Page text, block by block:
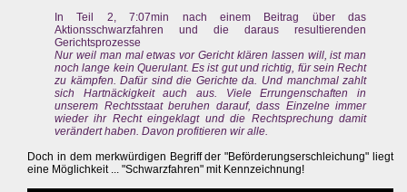
In Teil 2, 7:07min nach einem Beitrag über das
Aktionsschwarzfahren und die daraus resultierenden
Gerichtsprozesse
Nur weil man mal etwas vor Gericht klären lassen will, ist man
noch lange kein Querulant. Es ist gut und richtig, für sein Recht
zu kämpfen. Dafür sind die Gerichte da. Und manchmal zahlt
sich Hartnäckigkeit auch aus. Viele Errungenschaften in
unserem Rechtsstaat beruhen darauf, dass Einzelne immer
wieder ihr Recht eingeklagt und die Rechtsprechung damit
verändert haben. Davon profitieren wir alle.
Doch in dem merkwürdigen Begriff der "Beförderungserschleichung" liegt
eine Möglichkeit ... "Schwarzfahren" mit Kennzeichnung!